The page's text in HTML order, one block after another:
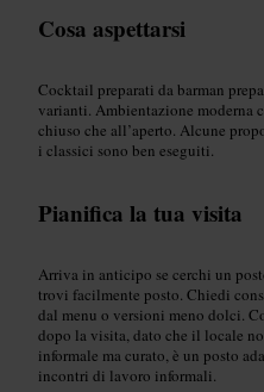
Cosa aspettarsi
Cocktail preparati da barman
varianti. Ambientazione moderna
chiuso che all’aperto. Alcune
i classici sono ben eseguiti.
Pianifica la tua visita
Arriva in anticipo se cerchi un
trovi facilmente posto. Chiedi
dal menu o versioni meno dolci.
dopo la visita, dato che il locale
informale ma curato, è un posto
incontri di lavoro informali.